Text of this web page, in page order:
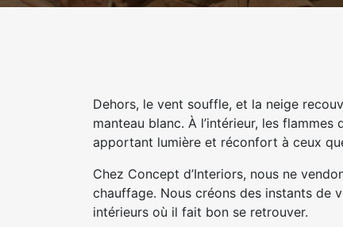
Dehors, le vent souffle, et la neige
manteau blanc. À l’intérieur, les flammes
apportant lumière et réconfort à ceux
Chez Concept d’Interiors, nous ne
chauffage. Nous créons des instants de
intérieurs où il fait bon se retrouver.